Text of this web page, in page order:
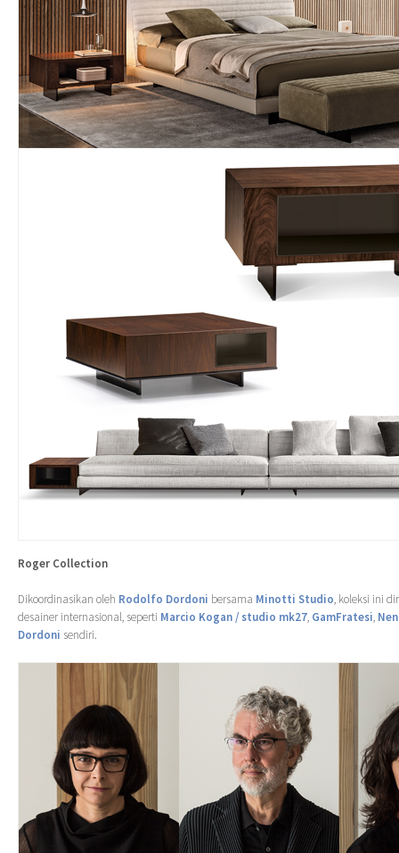
Roger Collection
Dikoordinasikan oleh Rodolfo Dordoni bersama Minotti Studio, koleksi ini
desainer internasional, seperti Marcio Kogan / studio mk27, GamFratesi,
Dordoni sendiri.